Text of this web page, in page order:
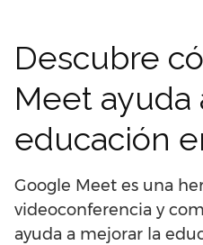
Descubre
Meet ayuda
educación
Google Meet es una
videoconferencia y
ayuda a mejorar la